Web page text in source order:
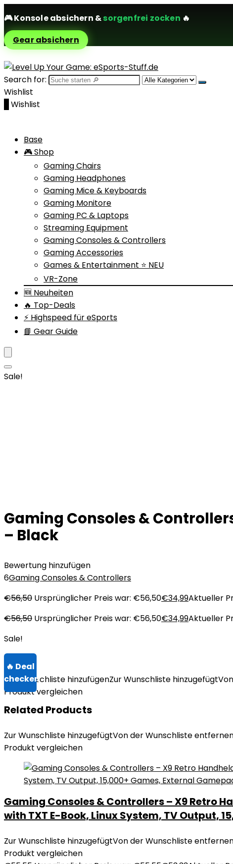
🎮Konsole absichern &sorgenfrei zocken 🔥
Gear absichern
Search for:
Wishlist
Wishlist
Base
🎮 Shop
Gaming Chairs
Gaming Headphones
Gaming Mice & Keyboards
Gaming Monitore
Gaming PC & Laptops
Streaming Equipment
Gaming Consoles & Controllers
Gaming Accessories
Games & Entertainment ⭐ NEU
VR-Zone
🆕 Neuheiten
🔥 Top-Deals
⚡ Highspeed für eSports
📘 Gear Guide
Sale!
Gaming Consoles &
– Black
Bewertung hinzufügen
6Gaming Consoles & Controllers
€56,50 Ursprünglicher Preis war: €56,50€34,99Aktueller
€56,50 Ursprünglicher Preis war: €56,50€34,99Aktueller
Sale!
Zur Wunschliste hinzufügenZur Wunschliste hinzugefügt
Produkt vergleichen
Related Products
Zur Wunschliste hinzugefügtVon der Wunschliste
Produkt vergleichen
Gaming Consoles & Controllers – X9 Retro
with TXT E-Book, Linux System, TV Output,
Zur Wunschliste hinzugefügtVon der Wunschliste
Produkt vergleichen